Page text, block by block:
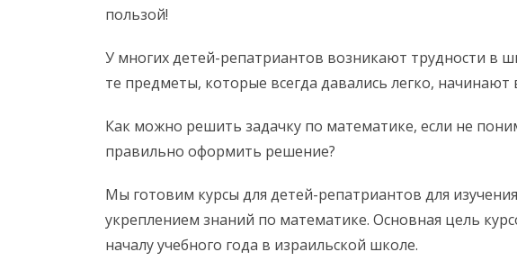
пользой!
У многих детей-репатриантов возникают трудности в
те предметы, которые всегда давались легко, начинают
Как можно решить задачку по математике, если не
правильно оформить решение?
Мы готовим курсы для детей-репатриантов для
укреплением знаний по математике. Основная цель
началу учебного года в израильской школе.